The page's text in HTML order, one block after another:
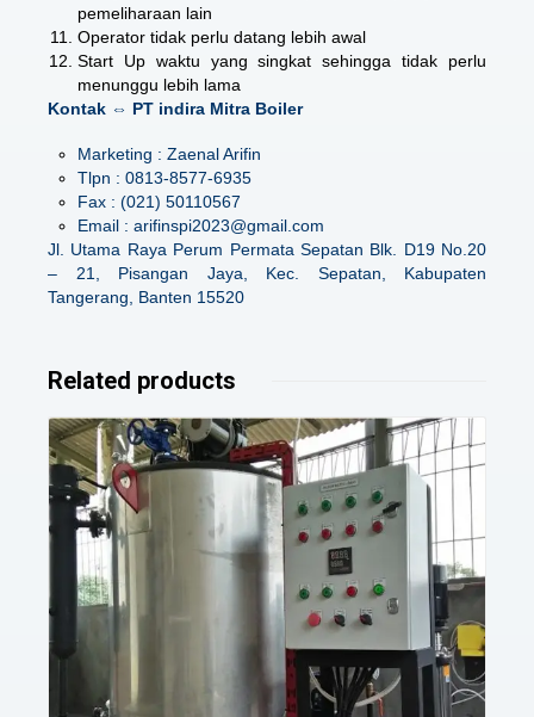
pemeliharaan lain
Operator tidak perlu datang lebih awal
Start Up waktu yang singkat sehingga tidak perlu
menunggu lebih lama
Kontak ⇔ PT indira Mitra Boiler
Marketing : Zaenal Arifin
Tlpn : 0813-8577-6935
Fax : (021) 50110567
Email : arifinspi2023@gmail.com
Jl. Utama Raya Perum Permata Sepatan Blk. D19 No.20
– 21, Pisangan Jaya, Kec. Sepatan, Kabupaten
Tangerang, Banten 15520
Related products
Details